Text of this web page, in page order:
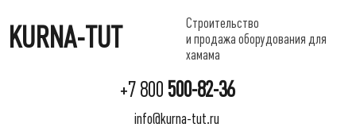
KURNA-TUT
Строительство
и продажа оборудования для
хамама
+7 800 500-82-36
info@kurna-tut.ru